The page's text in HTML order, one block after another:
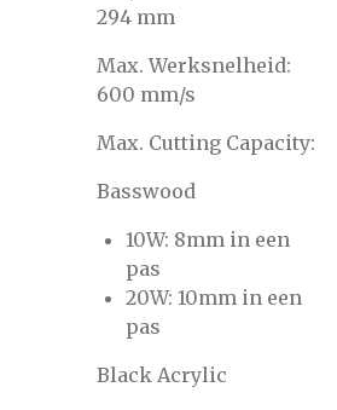
294 mm
Max. Werksnelheid:
600 mm/s
Max. Cutting Capacity:
Basswood
10W: 8mm in een
pas
20W: 10mm in een
pas
Black Acrylic